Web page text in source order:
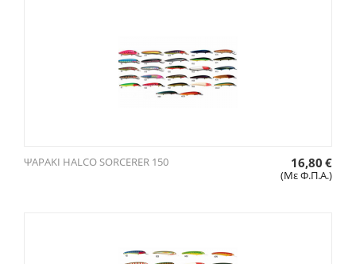
ΨΑΡΑΚΙ HALCO SORCERER 150 16,80 €
(Με Φ.Π.Α.)